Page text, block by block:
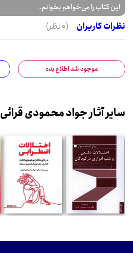
این کتاب را می‌خواهم بخوانم.
نظرات کاربران
(0 نظر)
موجود شد اطلاع بده
سایر آثار جواد محمودی قرائی